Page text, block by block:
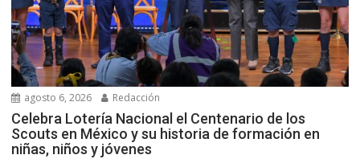
agosto 6, 2026 Redacción
Celebra Lotería Nacional el Centenario de los
Scouts en México y su historia de formación en
niñas, niños y jóvenes